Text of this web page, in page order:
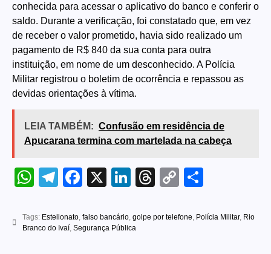
conhecida para acessar o aplicativo do banco e conferir o
saldo. Durante a verificação, foi constatado que, em vez
de receber o valor prometido, havia sido realizado um
pagamento de R$ 840 da sua conta para outra
instituição, em nome de um desconhecido. A Polícia
Militar registrou o boletim de ocorrência e repassou as
devidas orientações à vítima.
LEIA TAMBÉM: Confusão em residência de
Apucarana termina com martelada na cabeça
WhatsApp
Telegram
Facebook
X LinkedIn
Threads
Copy
Tags: Estelionato, falso bancário, golpe por telefone, Polícia Militar, Rio
Branco do Ivaí, Segurança Pública